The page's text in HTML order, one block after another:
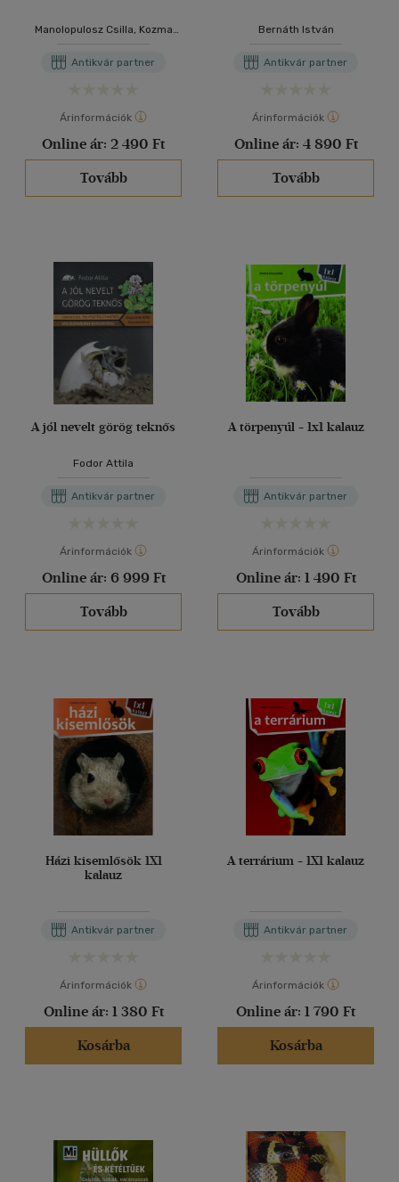
Manolopulosz Csilla, Kozma
Antikvár partner
Árinformációk
Online ár: 2 490 Ft
Tovább
Bernáth István
Antikvár partner
Árinformációk
Online ár: 4 890 Ft
Tovább
A jól nevelt görög teknős
Fodor Attila
Antikvár partner
Árinformációk
Online ár: 6 999 Ft
Tovább
A törpenyúl - 1x1 kalauz
Antikvár partner
Árinformációk
Online ár: 1 490 Ft
Tovább
Házi kisemlősök 1X1
kalauz
Antikvár partner
Árinformációk
Online ár: 1 380 Ft
Kosárba
A terrárium - 1X1 kalauz
Antikvár partner
Árinformációk
Online ár: 1 790 Ft
Kosárba